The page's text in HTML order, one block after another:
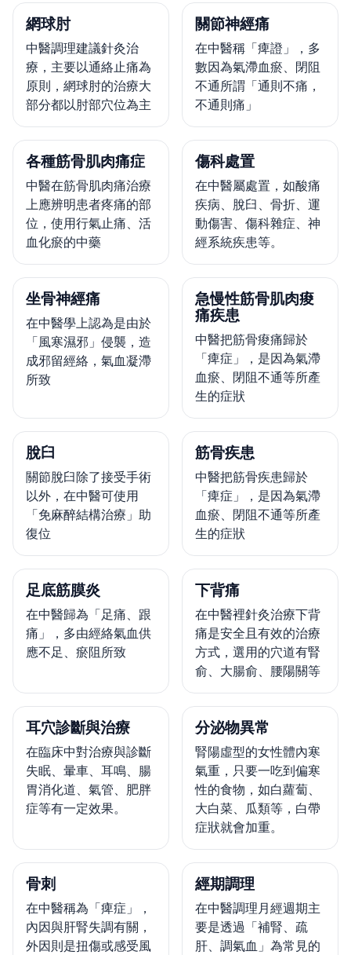
網球肘
中醫調理建議針灸治
療，主要以通絡止痛為
原則，網球肘的治療大
部分都以肘部穴位為主
關節神經痛
在中醫稱「痺證」，多
數因為氣滯血瘀、閉阻
不通所謂「通則不痛，
不通則痛」
各種筋骨肌肉痛症
中醫在筋骨肌肉痛治療
上應辨明患者疼痛的部
位，使用行氣止痛、活
血化瘀的中藥
傷科處置
在中醫屬處置，如酸痛
疾病、脫臼、骨折、運
動傷害、傷科雜症、神
經系統疾患等。
坐骨神經痛
在中醫學上認為是由於
「風寒濕邪」侵襲，造
成邪留經絡，氣血凝滯
所致
急慢性筋骨肌肉痠
痛疾患
中醫把筋骨痠痛歸於
「痺症」，是因為氣滯
血瘀、閉阻不通等所產
生的症狀
脫臼
關節脫臼除了接受手術
以外，在中醫可使用
「免麻醉結構治療」助
復位
筋骨疾患
中醫把筋骨疾患歸於
「痺症」，是因為氣滯
血瘀、閉阻不通等所產
生的症狀
足底筋膜炎
在中醫歸為「足痛、跟
痛」，多由經絡氣血供
應不足、瘀阻所致
下背痛
在中醫裡針灸治療下背
痛是安全且有效的治療
方式，選用的穴道有腎
俞、大腸俞、腰陽關等
耳穴診斷與治療
在臨床中對治療與診斷
失眠、暈車、耳鳴、腸
胃消化道、氣管、肥胖
症等有一定效果。
分泌物異常
腎陽虛型的女性體內寒
氣重，只要一吃到偏寒
性的食物，如白蘿蔔、
大白菜、瓜類等，白帶
症狀就會加重。
骨刺
在中醫稱為「痺症」，
內因與肝腎失調有關，
外因則是扭傷或感受風
經期調理
在中醫調理月經週期主
要是透過「補腎、疏
肝、調氣血」為常見的